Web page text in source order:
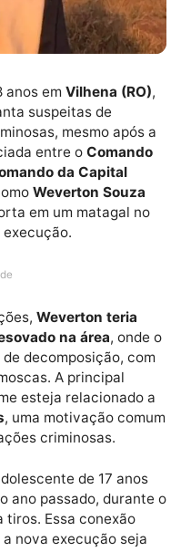
18 anos emVilhena
suspeitas de
mesmo após
entre o
Comando da Capital
em um matagal no
de execução.
Weverton teria
desovado na área
de decomposição,
moscas. A principal
esteja relacionado
, uma motivação